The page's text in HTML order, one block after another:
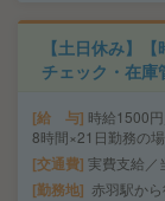
【土日休み】
チェック・在庫
給 与 時給1500
8時間×21日勤務の
交通費 実費支給／
勤務地 赤羽駅か